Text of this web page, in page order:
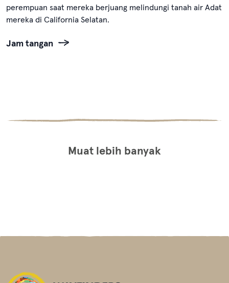
perempuan saat mereka berjuang melindungi tanah air Adat
mereka di California Selatan.
Jam tangan
Muat lebih banyak